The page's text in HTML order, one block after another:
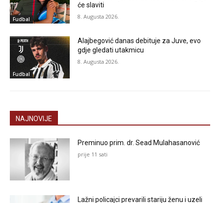
Fudbal
će slaviti
8. Augusta 2026.
Fudbal
Alajbegović danas debituje za Juve, evo
gdje gledati utakmicu
8. Augusta 2026.
NAJNOVIJE
Preminuo prim. dr. Sead Mulahasanović
prije 11 sati
Lažni policajci prevarili stariju ženu i uzeli